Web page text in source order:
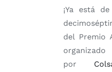
¡Ya está
del Premio
organizado
por